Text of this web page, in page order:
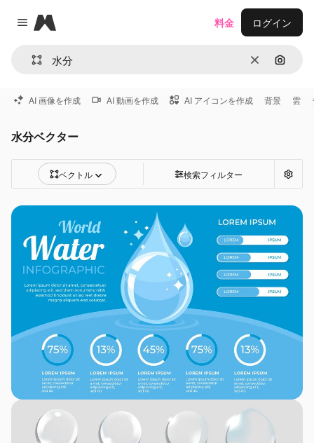
Close menu
Magnific
消去 画像で
料金 ログイン
AI 画像を作成 AI 動画を作成 AI アイコンを作成 背景 雲
水分ベクター
ベクトル 検索フィルター